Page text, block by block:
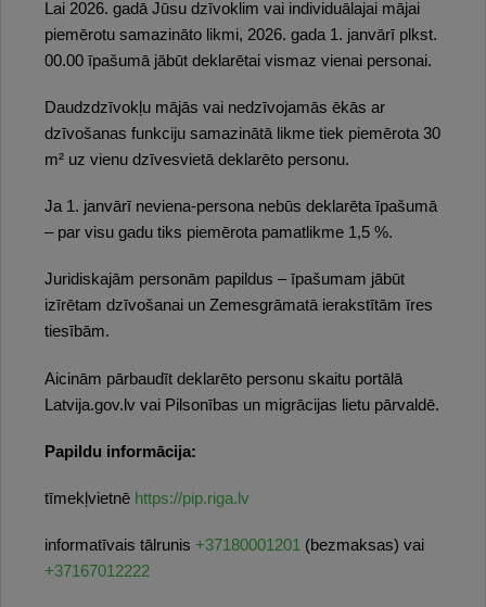
Lai 2026. gadā Jūsu dzīvoklim vai individuālajai mājai
piemērotu samazināto likmi, 2026. gada 1. janvārī plkst.
00.00 īpašumā jābūt deklarētai vismaz vienai personai.
Daudzdzīvokļu mājās vai nedzīvojamās ēkās ar
dzīvošanas funkciju samazinātā likme tiek piemērota 30
m² uz vienu dzīvesvietā deklarēto personu.
Ja 1. janvārī neviena-persona nebūs deklarēta īpašumā
– par visu gadu tiks piemērota pamatlikme 1,5 %.
Juridiskajām personām papildus – īpašumam jābūt
izīrētam dzīvošanai un Zemesgrāmatā ierakstītām īres
tiesībām.
Aicinām pārbaudīt deklarēto personu skaitu portālā
Latvija.gov.lv vai Pilsonības un migrācijas lietu pārvaldē.
Papildu informācija:
tīmekļvietnē https://pip.riga.lv
informatīvais tālrunis +37180001201 (bezmaksas) vai
+37167012222